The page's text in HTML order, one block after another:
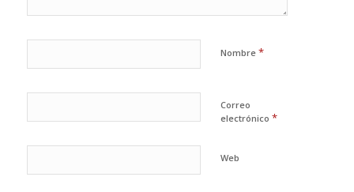
Nombre *
Correo
electrónico *
Web